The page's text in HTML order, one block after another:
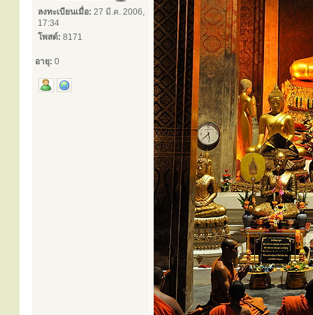
ลงทะเบียนเมื่อ: 27 มี.ค. 2006,
17:34
โพสต์: 8171
อายุ: 0